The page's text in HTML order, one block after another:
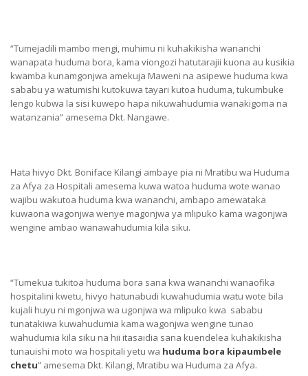
“Tumejadili mambo mengi, muhimu ni kuhakikisha wananchi
wanapata huduma bora, kama viongozi hatutarajii kuona au kusikia
kwamba kunamgonjwa amekuja Maweni na asipewe huduma kwa
sababu ya watumishi kutokuwa tayari kutoa huduma, tukumbuke
lengo kubwa la sisi kuwepo hapa nikuwahudumia wanakigoma na
watanzania” amesema Dkt. Nangawe.
Hata hivyo Dkt. Boniface Kilangi ambaye pia ni Mratibu wa Huduma
za Afya za Hospitali amesema kuwa watoa huduma wote wanao
wajibu wakutoa huduma kwa wananchi, ambapo amewataka
kuwaona wagonjwa wenye magonjwa ya mlipuko kama wagonjwa
wengine ambao wanawahudumia kila siku.
“Tumekua tukitoa huduma bora sana kwa wananchi wanaofika
hospitalini kwetu, hivyo hatunabudi kuwahudumia watu wote bila
kujali huyu ni mgonjwa wa ugonjwa wa mlipuko kwa sababu
tunatakiwa kuwahudumia kama wagonjwa wengine tunao
wahudumia kila siku na hii itasaidia sana kuendelea kuhakikisha
tunauishi moto wa hospitali yetu wa huduma bora kipaumbele
chetu” amesema Dkt. Kilangi, Mratibu wa Huduma za Afya.